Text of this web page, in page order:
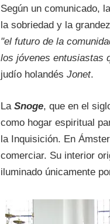
Según un comunicado,
la sobriedad y la
"el futuro de la
los jóvenes entusiastas
judío holandésJonet.
LaSnoge, que en el
como hogar espiritual
la Inquisición. En
comerciar. Su interior
iluminado únicamente